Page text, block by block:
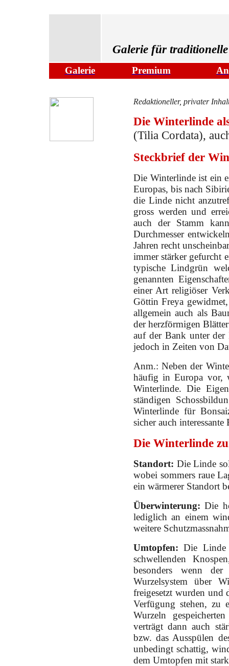
Galerie für
Galerie Premium
Redaktioneller, privater
Die Winterlinde
(Tilia Cordata),
Steckbrief der
Die Winterlinde ist ein
Europas, bis nach
die Linde nicht
gross werden und
auch der Stamm
Durchmesser
Jahren recht
immer stärker gefurcht
typische Lindgrün
genannten
einer Art religiöser
Göttin Freya
allgemein auch als
der herzförmigen
auf der Bank unter der
jedoch in Zeiten von
Anm.: Neben der
häufig in Europa vor,
Winterlinde. Die
ständigen
Winterlinde für
sicher auch
Die Winterlinde
Standort: Die Linde
wobei sommers raue
ein wärmerer Standort
Überwinterung: Die
lediglich an einem
weitere
Umtopfen: Die Linde
schwellenden
besonders wenn
Wurzelsystem über
freigesetzt wurden und
Verfügung stehen, zu
Wurzeln
verträgt dann auch
bzw. das Ausspülen
unbedingt schattig,
dem Umtopfen mit